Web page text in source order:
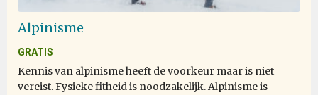
Alpinisme
GRATIS
Kennis van alpinisme heeft de voorkeur maar is niet
vereist. Fysieke fitheid is noodzakelijk. Alpinisme is